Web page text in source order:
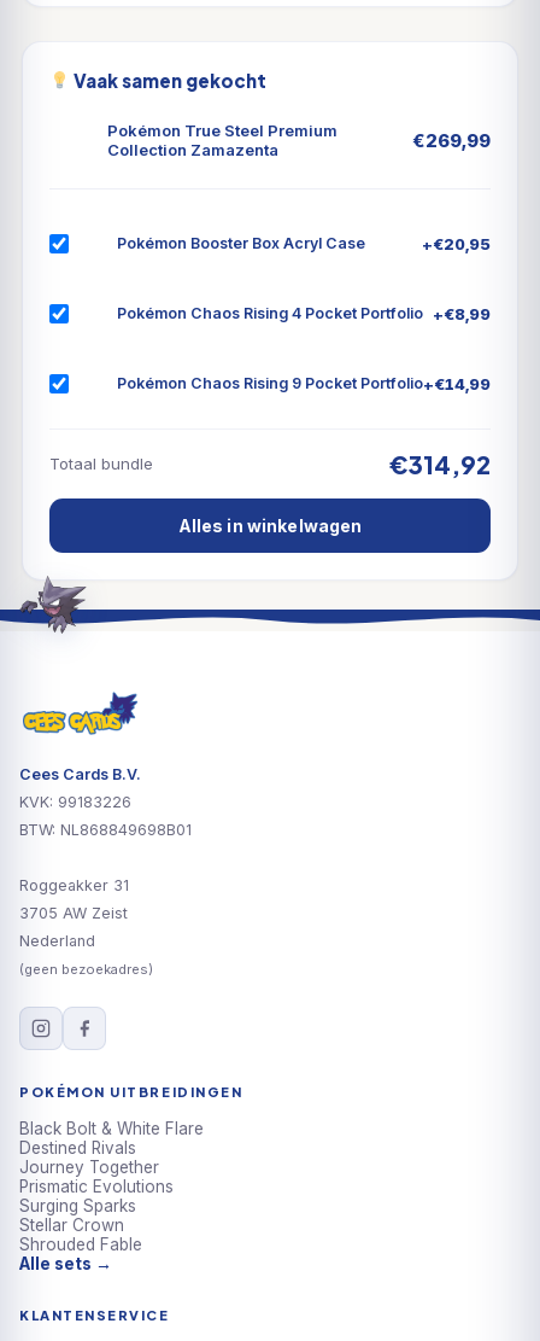
Vaak samen gekocht
Pokémon True Steel Premium
Collection Zamazenta
€269,99
Pokémon Booster Box Acryl Case +€20,95
Pokémon Chaos Rising 4 Pocket Portfolio +€8,99
Pokémon Chaos Rising 9 Pocket Portfolio+€14,99
Totaal bundle €314,92
Alles in winkelwagen
Cees Cards B.V.
KVK: 99183226
BTW: NL868849698B01
Roggeakker 31
3705 AW Zeist
Nederland
(geen bezoekadres)
POKÉMON UITBREIDINGEN
Black Bolt & White Flare
Destined Rivals
Journey Together
Prismatic Evolutions
Surging Sparks
Stellar Crown
Shrouded Fable
Alle sets →
KLANTENSERVICE